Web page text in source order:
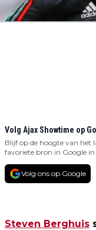
Volg Ajax Showtime op
Blijf op de hoogte van het
favoriete bron in Google in
Volg ons op Google
Steven Berghuis